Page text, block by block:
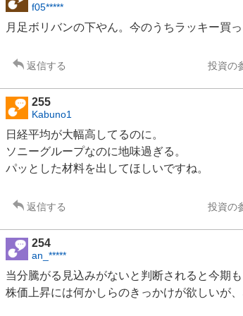
f05*****
月足ボリバンの下やん。今のうちラッキー買っ
返信する 投資の
255
Kabuno1
日経平均が大幅高してるのに。
ソニーグループなのに地味過ぎる。
パッとした材料を出してほしいですね。
返信する 投資の
254
an_*****
当分騰がる見込みがないと判断されると今期
株価上昇には何かしらのきっかけが欲しいが